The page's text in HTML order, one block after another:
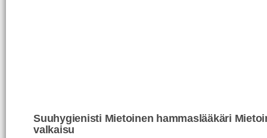
Suuhygienisti Mietoinen hammaslääkäri
valkaisu